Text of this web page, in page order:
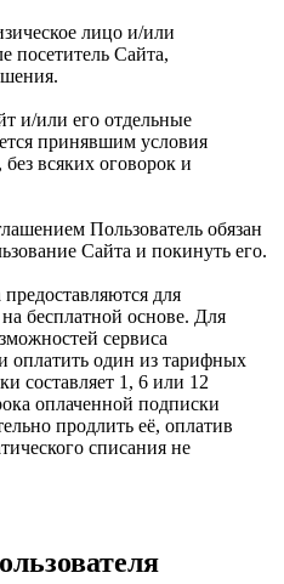
лицо и/или
посетитель Сайта,
и/или его отдельные
принявшим условия
всяких оговорок и
Пользователь обязан
Сайта и покинуть его.
для
бесплатной основе. Для
сервиса
оплатить один из тарифных
составляет 1, 6 или 12
оплаченной подписки
продлить её, оплатив
списания не